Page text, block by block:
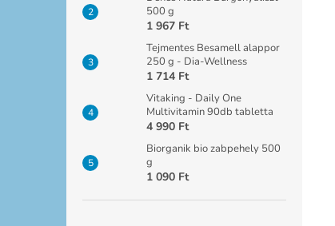
500 g
1 967 Ft
Tejmentes Besamell alappor
250 g - Dia-Wellness
1 714 Ft
Vitaking - Daily One
Multivitamin 90db tabletta
4 990 Ft
Biorganik bio zabpehely 500
g
1 090 Ft